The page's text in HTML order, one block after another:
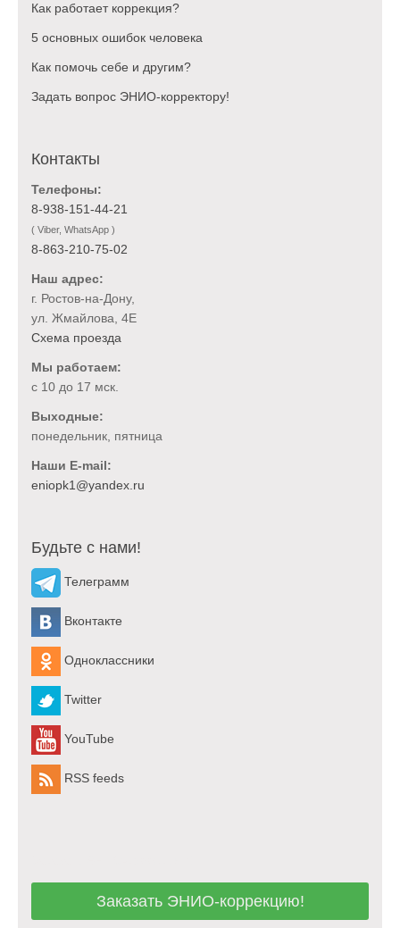
Как работает коррекция?
5 основных ошибок человека
Как помочь себе и другим?
Задать вопрос ЭНИО-корректору!
Контакты
Телефоны:
8-938-151-44-21
( Viber, WhatsApp )
8-863-210-75-02
Наш адрес:
г. Ростов-на-Дону,
ул. Жмайлова, 4Е
Схема проезда
Мы работаем:
с 10 до 17 мск.
Выходные:
понедельник, пятница
Наши E-mail:
Будьте с нами!
Телеграмм
Вконтакте
Одноклассники
Twitter
YouTube
RSS feeds
Заказать ЭНИО-коррекцию!